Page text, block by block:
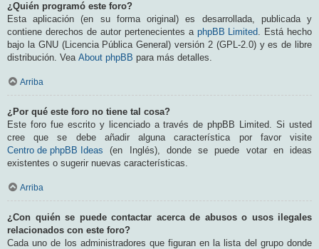
¿Quién programó este foro?
Esta aplicación (en su forma original) es desarrollada, publicada y
contiene derechos de autor pertenecientes a phpBB Limited. Está hecho
bajo la GNU (Licencia Pública General) versión 2 (GPL-2.0) y es de libre
distribución. Vea About phpBB para más detalles.
Arriba
¿Por qué este foro no tiene tal cosa?
Este foro fue escrito y licenciado a través de phpBB Limited. Si usted
cree que se debe añadir alguna característica por favor visite
Centro de phpBB Ideas (en Inglés), donde se puede votar en ideas
existentes o sugerir nuevas características.
Arriba
¿Con quién se puede contactar acerca de abusos o usos ilegales
relacionados con este foro?
Cada uno de los administradores que figuran en la lista del grupo donde